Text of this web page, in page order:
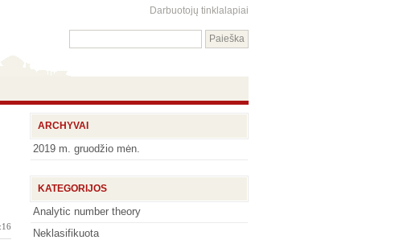
Darbuotojų tinklalapiai
ARCHYVAI
2019 m. gruodžio mėn.
KATEGORIJOS
Analytic number theory
Neklasifikuota